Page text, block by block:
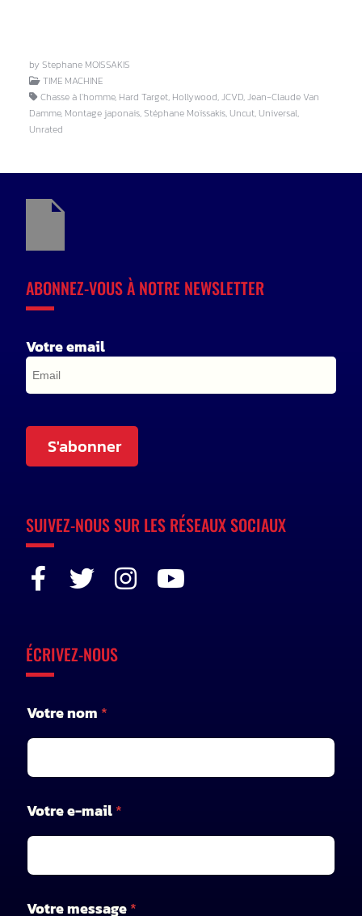
by Stephane MOISSAKIS
TIME MACHINE
Chasse à l'homme, Hard Target, Hollywood, JCVD, Jean-Claude Van
Damme, Montage japonais, Stéphane Moïssakis, Uncut, Universal,
Unrated
ABONNEZ-VOUS À NOTRE NEWSLETTER
Votre email
S'abonner
SUIVEZ-NOUS SUR LES RÉSEAUX SOCIAUX
ÉCRIVEZ-NOUS
Votre nom *
o
t
r
e
-
Votre e-mail*
Votre message*